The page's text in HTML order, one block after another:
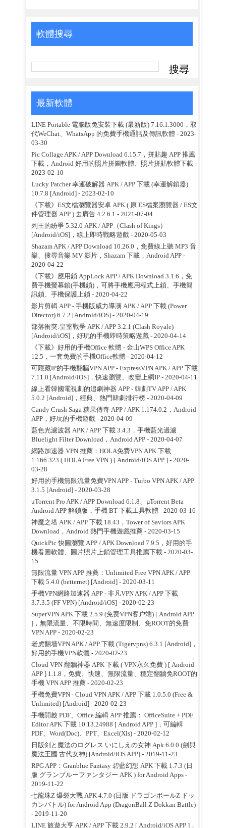
軟體搜尋
最新軟體
LINE Portable 電腦版免安裝下載 (最新版) 7.16.1.3000，取
代WeChat、WhatsApp 的免費手機通話及傳訊軟體 - 2023-
03-30
Pic Collage APK / APP Download 6.15.7，拼貼趣 APP 推薦
下載，Android 好用的照片拼圖軟體、照片拼貼軟體下載-
2023-02-10
Lucky Patcher 幸運破解器 APK / APP 下載 (幸運解鎖器)
10.7.8 [Android] - 2023-02-10
《下載》ES文檔瀏覽器安卓 APK ( 原 ES檔案瀏覽器 / ES文
件管理器 APP ) 去廣告 4.2.6.1 - 2021-07-04
列王的紛爭 5.32.0 APK / APP（Clash of Kings）
[Android/iOS]，線上即時戰略遊戲- 2020-05-03
Shazam APK / APP Download 10.26.0，免費線上聽 MP3 音
樂、搜尋音樂 MV 影片，Shazam 下載，Android APP-
2020-04-22
《下載》應用鎖 AppLock APP / APK Download 3.1.6，免
費手機螢幕鎖(手機鎖)，可將手機應用程式上鎖、手機簡
訊鎖、手機保護上鎖 - 2020-04-22
影片剪輯 APP - 手機版威力導演 APK / APP 下載 (Power
Director) 6.7.2 [Android/iOS]- 2020-04-19
部落衝突:皇室戰爭 APK / APP 3.2.1 (Clash Royale)
[Android/iOS]，好玩的手機即時策略遊戲- 2020-04-14
《下載》好用的手機Office 軟體 - 金山WPS Office APK
12.5，一套免費的手機Office軟體 - 2020-04-12
可隱藏IP的手機翻牆VPN APP - ExpressVPN APK / APP 下載
7.11.0 [Android/iOS]，快速瀏覽、改變上網IP- 2020-04-11
線上看韓國電視劇的追劇神器 APP - 韓劇TV APP / APK
5.0.2 [Android]，經典、熱門韓劇排行榜- 2020-04-09
Candy Crush Saga 糖果傳奇 APP / APK 1.174.0.2，Android
APP，好玩的手機遊戲- 2020-04-09
藍色光濾波器 APK / APP 下載 3.4.3，手機藍光過濾
Bluelight Filter Download，Android APP- 2020-04-07
網路加速器 VPN 推薦：HOLA免费VPN APK 下載
1.166.323 ( HOLA Free VPN ) [ Android/iOS APP ]- 2020-
03-28
好用的手機無限流量免費VPN APP - Turbo VPN APK / APP
3.1.5 [Android]- 2020-03-28
uTorrent Pro APK / APP Download 6.1.8、µTorrent Beta
Android APP 解鎖版，手機 BT 下載工具軟體 - 2020-03-16
神魔之塔 APK / APP 下載 18.43，Tower of Saviors APK
Download，Android 熱門手機遊戲推薦- 2020-03-15
QuickPic 快圖瀏覽 APP / APK Download 7.9.5，好用的手
機看圖軟體、圖片照片上鎖管理工具推薦下載- 2020-03-
15
無限流量 VPN APP 推薦：Unlimited Free VPN APK / APP
下載 5.4.0 (betternet) [Android]- 2020-03-11
手機VPN網路加速器 APP - 非凡VPN APK / APP 下載
3.7.3.5 (FF VPN) [Android/iOS]- 2020-02-23
SuperVPN APK 下載 2.5.9 (免费VPN客户端) [ Android APP
]，無限流量、不限時間、無速度限制、免ROOT的免費
VPN APP- 2020-02-23
老虎翻墙VPN APK / APP 下載 (Tigervpns) 6.3.1 [Android]，
好用的手機VPN軟體 - 2020-02-23
Cloud VPN 翻牆神器 APK 下載 ( VPN永久免費 ) [ Android
APP ] 1.1.8，免費、快速、無限流量、穩定翻牆免ROOT的
手機 VPN APP 推薦- 2020-02-23
手機免費VPN - Cloud VPN APK / APP 下載 1.0.5.0 (Free &
Unlimited) [Android]- 2020-02-23
手機開啟 PDF、Office 編輯 APP 推薦： OfficeSuite + PDF
Editor APK 下載 10.13.24988 [ Android APP ]，可編輯
PDF、Word(Doc)、PPT、Excel(Xls)- 2020-02-12
日版剣と魔法のログレス いにしえの女神 Apk 6.0.0 (劍與
魔法王國 古代女神) [Android/iOS APP]- 2019-11-23
RPG APP：Granblue Fantasy 碧藍幻想 APK 下載 1.7.3 (日
版 グランブルーファンタジー APK ) for Android Apps -
2019-11-22
七龍珠Z 爆裂大戰 APK 4.7.0 (日版 ドラゴンボールZ ドッ
カンバトル) for Android App (DragonBall Z Dokkan Battle)
- 2019-11-20
LINE 旅遊大亨 APK / APP 下載 2.9.2 [ Android/iOS APP ]，